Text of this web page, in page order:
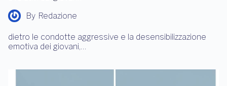
By Redazione
dietro le condotte aggressive e la desensibilizzazione
emotiva dei giovani,…